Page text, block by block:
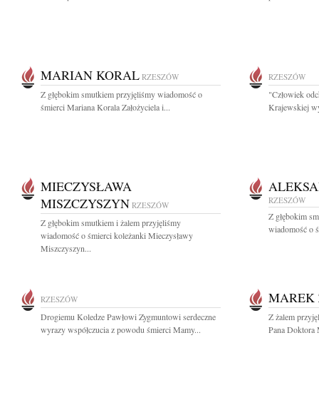
MARIAN KORAL RZESZÓW
Z głębokim smutkiem przyjęliśmy wiadomość o
śmierci Mariana Korala Założyciela i...
RZESZÓW
"Człowiek
Krajewskiej
MIECZYSŁAWA
MISZCZYSZYN RZESZÓW
Z głębokim smutkiem i żalem przyjęliśmy
wiadomość o śmierci koleżanki Mieczysławy
Miszczyszyn...
RZESZÓW
Z głębokim
wiadomość o
RZESZÓW
Drogiemu Koledze Pawłowi Zygmuntowi serdeczne
wyrazy współczucia z powodu śmierci Mamy...
MAREK
Z żalem
Pana Doktora